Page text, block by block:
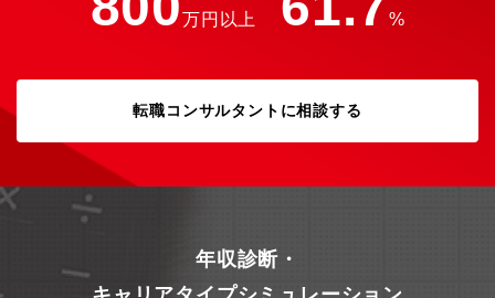
万円以上 %
転職コンサルタントに相談する
年収診断・